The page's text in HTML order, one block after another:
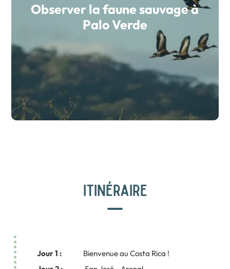
Observer la faune sauvage à
Palo Verde
ITINÉRAIRE
Jour 1 :
Bienvenue au Costa Rica !